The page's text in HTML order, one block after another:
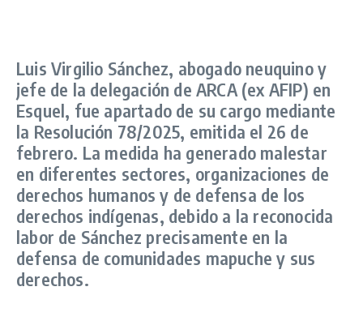
Luis Virgilio Sánchez, abogado neuquino y
jefe de la delegación de ARCA (ex AFIP) en
Esquel, fue apartado de su cargo mediante
la Resolución 78/2025, emitida el 26 de
febrero. La medida ha generado malestar
en diferentes sectores, organizaciones de
derechos humanos y de defensa de los
derechos indígenas, debido a la reconocida
labor de Sánchez precisamente en la
defensa de comunidades mapuche y sus
derechos.